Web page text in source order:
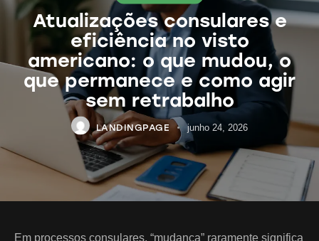
Atualizações consulares e
eficiência no visto
americano: o que mudou, o
que permanece e como agir
sem retrabalho
LANDINGPAGE junho 24, 2026
Em processos consulares, “mudança” raramente significa